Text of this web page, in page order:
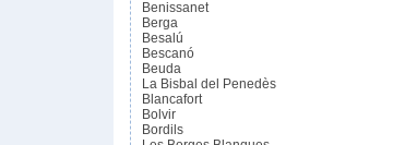
Benissanet
Berga
Besalú
Bescanó
Beuda
La Bisbal del Penedès
Blancafort
Bolvir
Bordils